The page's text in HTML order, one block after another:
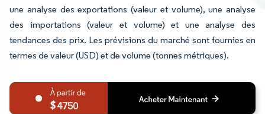
une analyse des exportations (valeur et volume), une analyse
des importations (valeur et volume) et une analyse des
tendances des prix. Les prévisions du marché sont fournies en
termes de valeur (USD) et de volume (tonnes métriques).
4750